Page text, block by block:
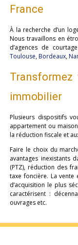
France
À la recherche d’un
Nous travaillons en
d’agences de
Toulouse,Bordeaux,
immobilier
Plusieurs dispositifs
appartement ou
la réduction fiscale et
Faire le choix du
avantages inexistants
(PTZ), réduction des
taxe foncière. La vente
d’acquisition le plus
caractérisent :
ouvrages etc.